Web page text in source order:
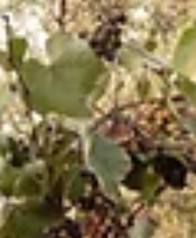
להעניק מתנה ישירות דרך כרטיס אשראי, ישנם
מספר יתרונות בולטים שחשוב שתכירו. יש
לכמה כסף תוכלו לקבל אפליקציות תשל